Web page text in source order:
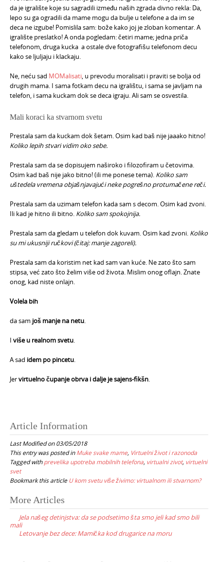
da je igralište koje su sagradili između naših zgrada divno rekla: Da,
lepo su ga ogradili da mame mogu da bulje u telefone a da im se
deca ne izgube! Pomislila sam: bože kako joj je zloban komentar. A
igralište preslatko! A onda pogledam: četiri mame; jedna priča
telefonom, druga kucka a ostale dve fotografišu telefonom decu
kako se ljuljaju i klackaju.
Ne, neću sad MOMalisati, u prevodu moralisati i praviti se bolja od
drugih mama. I sama fotkam decu na igralištu, i sama se javljam na
telefon, i sama kuckam dok se deca igraju. Ali sam se osvestila.
Mali koraci ka stvarnom svetu
Prestala sam da kuckam dok šetam. Osim kad baš nije jaaako hitno!
Koliko lepih stvari vidim oko sebe.
Prestala sam da se dopisujem naširoko i filozofiram u četovima.
Osim kad baš nije jako bitno! (ili me ponese tema). Koliko sam
uštedela vremena objašnjavajući neke pogrešno protumačene reči.
Prestala sam da uzimam telefon kada sam s decom. Osim kad zvoni.
Ili kad je hitno ili bitno. Koliko sam spokojnija.
Prestala sam da gledam u telefon dok kuvam. Osim kad zvoni. Koliko
su mi ukusniji ručkovi (čitaj: manje zagoreli).
Prestala sam da koristim net kad sam van kuće. Ne zato što sam
stipsa, već zato što želim više od života. Mislim onog oflajn. Znate
onog, kad niste onlajn.
Volela bih
da sam još manje na netu
I više u realnom svetu
A sad idem po pincetu
Jervirtuelno čupanje obrva i dalje je sajens-fikšn
Article Information
Last Modified on 03/05/2018
This entry was posted inMuke svake mame, Virtuelni život i razonoda
Tagged withprevelika upotreba mobilnih telefona, virtualni zivot, virtuelni
svet
Bookmark this articleU kom svetu više živimo: virtualnom ili stvarnom?
Post
navigation
More Articles
Jela našeg detinjstva: da se podsetimo šta smo jeli kad smo bili
mali
Letovanje bez dece: Mamička kod drugarice na moru